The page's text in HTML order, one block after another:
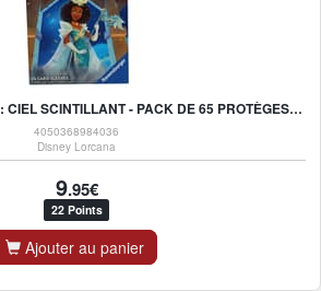
DISNEY LORCANA JCC : CIEL SCINTILLANT - PACK DE 65 PROTÈGES-CARTES TIANA - UK
4050368984036
Disney Lorcana
9.95€
22 Points
Ajouter au panier